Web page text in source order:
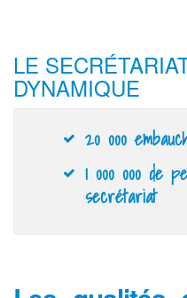
LE
DYNAMIQUE
20 000
1 000 000 de
secrétariat